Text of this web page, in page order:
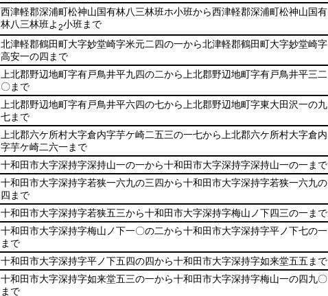
西津軽郡深浦町松神山国有林八三林班ホ小班から西津軽郡深浦町松神山国有
林八三林班よ 2小班まで
北津軽郡鶴田町大字妙堂崎字米元二四の一から北津軽郡鶴田町大字妙堂崎字
高安一の四まで
上北郡野辺地町字有戸鳥井平九四の二から上北郡野辺地町字有戸鳥井平三二
〇まで
上北郡野辺地町字有戸鳥井平六四の七から上北郡野辺地町字東大田沢一の九
七まで
上北郡六ケ所村大字倉内字芋ケ崎二五三の一七から上北郡六ケ所村大字倉内
字芋ケ崎二六一まで
十和田市大字深持字深持山一の一から十和田市大字深持字深持山一の一まで
十和田市大字深持字若狭一六九の三四から十和田市大字深持字若狭一六九の
四まで
十和田市大字深持字若狭五三から十和田市大字深持字梅山ノ下四三の一まで
十和田市大字深持字梅山ノ下一〇の二から十和田市大字深持字平ノ下七の一
まで
十和田市大字深持字平ノ下五四の四から十和田市大字深持字如来堂五五まで
十和田市大字深持字如来堂五三の一から十和田市大字深持字梅山一の四九〇
まで